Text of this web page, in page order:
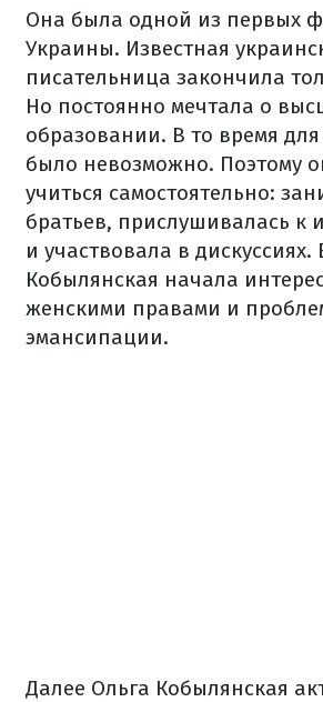
Она была одной из первых
Украины. Известная
писательница закончила
Но постоянно мечтала о
образовании. В то время
было невозможно. Поэтому
учиться самостоятельно:
братьев, прислушивалась к
и участвовала в дискуссиях.
Кобылянская начала
женскими правами и
эмансипации.
Далее Ольга Кобылянская